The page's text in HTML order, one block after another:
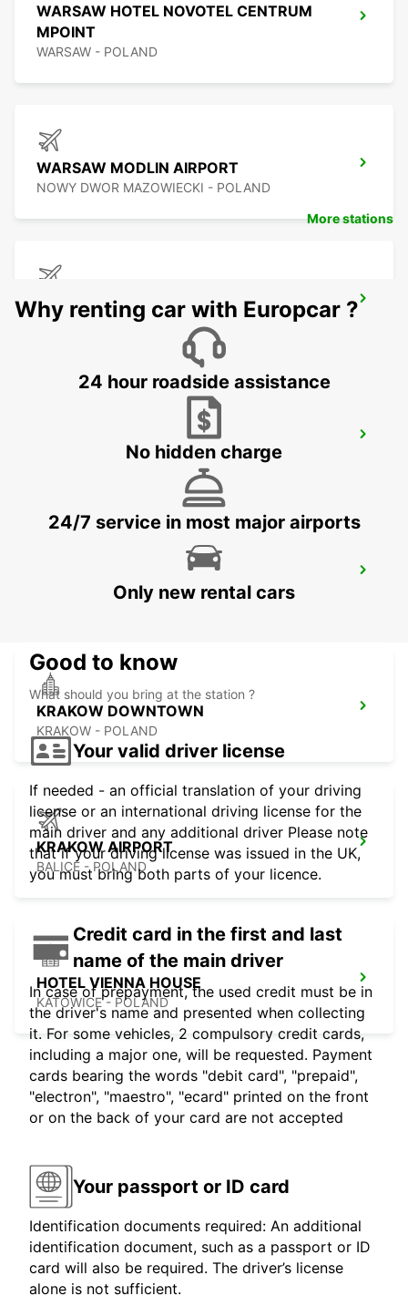
WARSAW HOTEL NOVOTEL CENTRUM
MPOINT
WARSAW - POLAND
WARSAW MODLIN AIRPORT
NOWY DWOR MAZOWIECKI - POLAND
BYDGOSZCZ AIRPORT
BYDGOSZCZ - BIALE BLOTA - POLAND
KATOWICE AIRPORT
OZAROWICE - POLAND
JASIONKA - POLAND
KRAKOW DOWNTOWN
KRAKOW - POLAND
KRAKOW AIRPORT
BALICE - POLAND
HOTEL VIENNA HOUSE
KATOWICE - POLAND
More stations
Why renting car with Europcar ?
24 hour roadside assistance
No hidden charge
24/7 service in most major airports
Only new rental cars
Good to know
What should you bring at the station ?
Your valid driver license
If needed - an official translation of your driving
license or an international driving license for the
main driver and any additional driver Please note
that if your driving license was issued in the UK,
you must bring both parts of your licence.
Credit card in the first and last
name of the main driver
In case of prepayment, the used credit must be in
the driver's name and presented when collecting
it. For some vehicles, 2 compulsory credit cards,
including a major one, will be requested. Payment
cards bearing the words "debit card", "prepaid",
"electron", "maestro", "ecard" printed on the front
or on the back of your card are not accepted
Your passport or ID card
Identification documents required: An additional
identification document, such as a passport or ID
card will also be required. The driver’s license
alone is not sufficient.